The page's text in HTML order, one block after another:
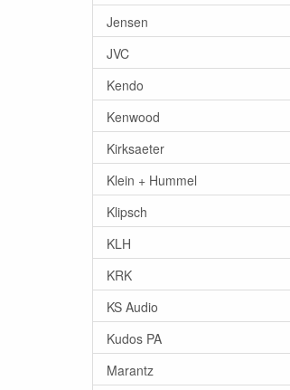
Jensen
JVC
Kendo
Kenwood
Kirksaeter
Klein + Hummel
Klipsch
KLH
KRK
KS Audio
Kudos PA
Marantz